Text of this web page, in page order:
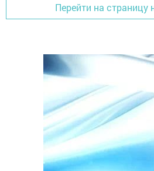
Перейти на страницу